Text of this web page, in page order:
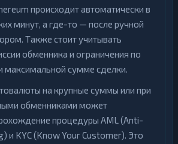
происходит автоматически в
минут, а где-то — после ручной
Также стоит учитывать
обменника и ограничения по
максимальной сумме сделки.
на крупные суммы или при
обменниками может
процедуры AML (Anti-
и KYC (Know Your Customer). Это